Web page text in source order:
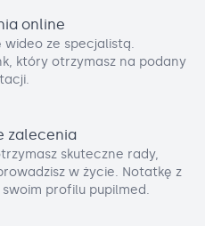
online
wideo ze specjalistą.
który otrzymasz na podany
zalecenia
skuteczne rady,
w życie. Notatkę z
profilu pupilmed.